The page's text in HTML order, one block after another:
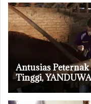
‎Antusias Peternak
Tinggi,
Bojonegoro